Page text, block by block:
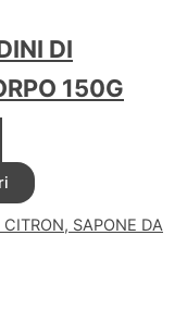
DI
150G